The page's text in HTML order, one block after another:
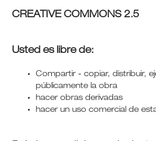
CREATIVE COMMONS 2.5
Usted es libre de:
Compartir - copiar, distribuir,
públicamente la obra
hacer obras derivadas
hacer un uso comercial de